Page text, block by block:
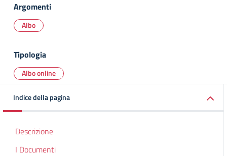
Argomenti
Albo
Tipologia
Albo online
Indice della pagina
Descrizione
I Documenti